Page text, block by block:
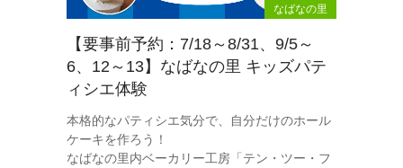
なばなの里
【要事前予約：7/18～8/31、9/5～
6、12～13】なばなの里 キッズパテ
ィシエ体験
本格的なパティシエ気分で、自分だけのホール
ケーキを作ろう！
なばなの里内ベーカリー工房「テン・ツー・フ